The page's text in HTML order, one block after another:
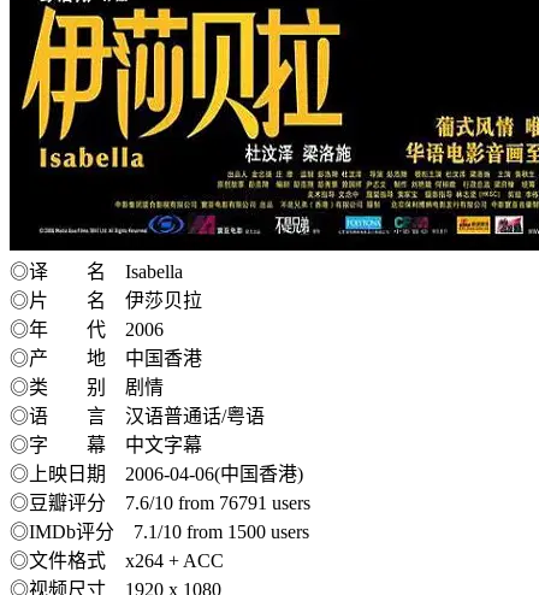
◎译 名 Isabella
◎片 名 伊莎贝拉
◎年 代 2006
◎产 地 中国香港
◎类 别 剧情
◎语 言 汉语普通话/粤语
◎字 幕 中文字幕
◎上映日期 2006-04-06(中国香港)
◎豆瓣评分 7.6/10 from 76791 users
◎IMDb评分 7.1/10 from 1500 users
◎文件格式 x264 + ACC
◎视频尺寸 1920 x 1080